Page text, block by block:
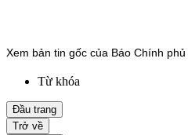
Xem bản tin gốc của Báo Chính phủ
Từ khóa
Đầu trang
Trở về